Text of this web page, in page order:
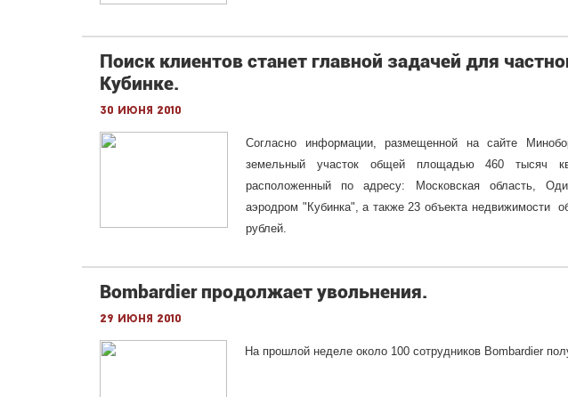
Поиск клиентов станет главной задачей для
Кубинке.
30 июня 2010
Согласно информации, размещенной на сайте
земельный участок общей площадью 460 тысяч
расположенный по адресу: Московская область,
аэродром "Кубинка", а также 23 объекта недвижимости
рублей.
Bombardier продолжает увольнения.
29 июня 2010
На прошлой неделе около 100 сотрудников Bombardier